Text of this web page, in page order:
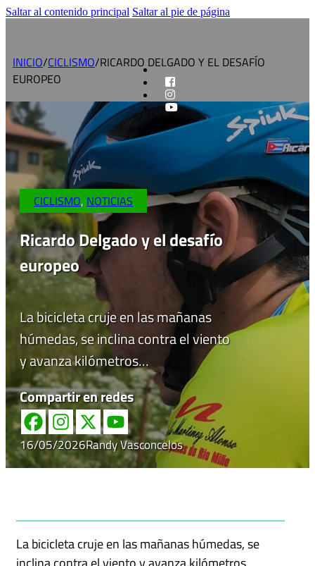
Saltar al contenido principal Saltar al pie de página
INICIO/CICLISMO/RICARDO DELGADO Y EL DESAFÍO
EUROPEO
CICLISMO, NOTICIAS
Ricardo Delgado y el desafío
europeo
La bicicleta cruje en las mañanas
húmedas, se inclina contra el viento
y avanza kilómetros…
Compartir en redes
16/05/2026Randy Vasconcelos
La bicicleta cruje en las mañanas húmedas, se